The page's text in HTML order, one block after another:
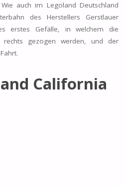
auch im Legoland Deutschland
des Herstellers Gerstlauer
erstes Gefälle, in welchem die
gezogen werden, und der
California